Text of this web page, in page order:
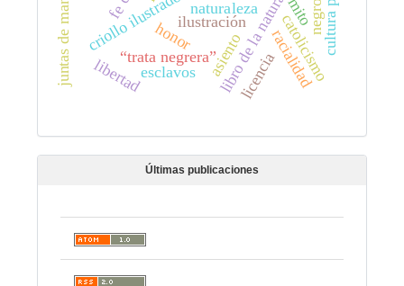
ilustración
criollo ilustrado libro de la naturaleza
“trata negrera”asientolicencia
naturaleza
racialidad
honor catolicismo
mitonegros
esclavos
libertad
Últimas publicaciones